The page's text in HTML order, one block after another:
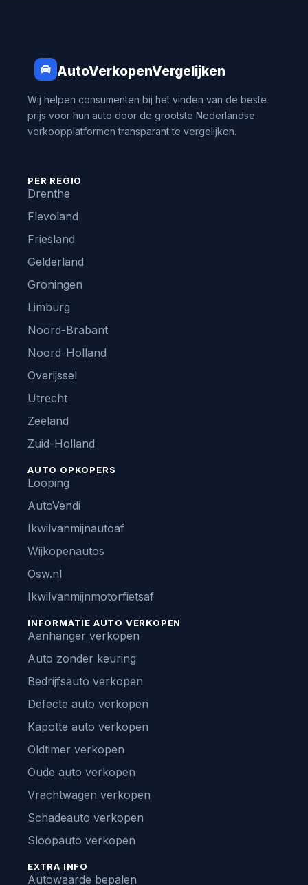
AutoVerkopenVergelijken
Wij helpen consumenten bij het vinden van de beste
prijs voor hun auto door de grootste Nederlandse
verkoopplatformen transparant te vergelijken.
PER REGIO
Drenthe
Flevoland
Friesland
Gelderland
Groningen
Limburg
Noord-Brabant
Noord-Holland
Overijssel
Utrecht
Zeeland
Zuid-Holland
AUTO OPKOPERS
Looping
AutoVendi
Ikwilvanmijnautoaf
Wijkopenautos
Osw.nl
Ikwilvanmijnmotorfietsaf
INFORMATIE AUTO VERKOPEN
Aanhanger verkopen
Auto zonder keuring
Bedrijfsauto verkopen
Defecte auto verkopen
Kapotte auto verkopen
Oldtimer verkopen
Oude auto verkopen
Vrachtwagen verkopen
Schadeauto verkopen
Sloopauto verkopen
EXTRA INFO
Autowaarde bepalen